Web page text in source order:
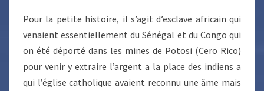
Pour la petite histoire, il s’agit d’esclave africain qui
venaient essentiellement du Sénégal et du Congo qui
on été déporté dans les mines de Potosi (Cero Rico)
pour venir y extraire l’argent a la place des indiens a
qui l’église catholique avaient reconnu une âme mais